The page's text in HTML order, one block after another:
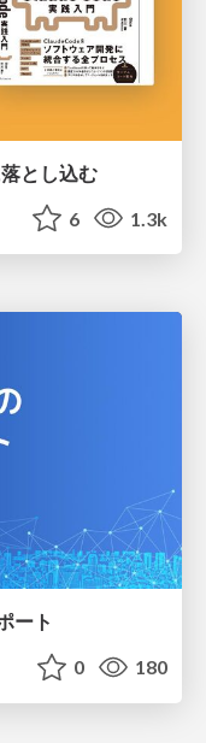
とし込む
6 1.3k
ート
0 180